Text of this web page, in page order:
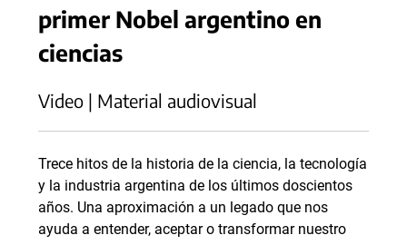
primer Nobel argentino en
ciencias
Video | Material audiovisual
Trece hitos de la historia de la ciencia, la tecnología
y la industria argentina de los últimos doscientos
años. Una aproximación a un legado que nos
ayuda a entender, aceptar o transformar nuestro